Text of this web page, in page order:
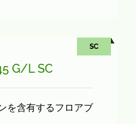
G/L SC
を含有するフロアブ
SC